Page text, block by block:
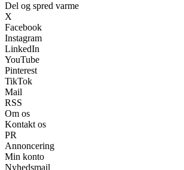
Del og spred varme
X
Facebook
Instagram
LinkedIn
YouTube
Pinterest
TikTok
Mail
RSS
Om os
Kontakt os
PR
Annoncering
Min konto
Nyhedsmail